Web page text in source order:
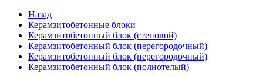
Назад
Керамзитобетонные блоки
Керамзитобетонный блок (стеновой)
Керамзитобетонный блок (перегородочный)
Керамзитобетонный блок (перегородочный)
Керамзитобетонный блок (полнотелый)